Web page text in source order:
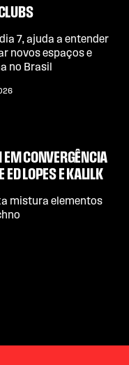
7, ajuda a entender
novos espaços e
no Brasil
CONVERGÊNCIA
ED LOPES E KALILK
mistura elementos